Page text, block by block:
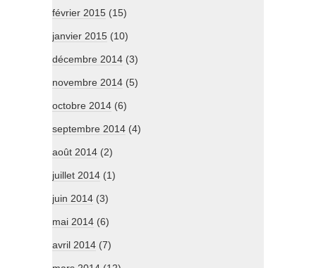
février 2015 (15)
janvier 2015 (10)
décembre 2014 (3)
novembre 2014 (5)
octobre 2014 (6)
septembre 2014 (4)
août 2014 (2)
juillet 2014 (1)
juin 2014 (3)
mai 2014 (6)
avril 2014 (7)